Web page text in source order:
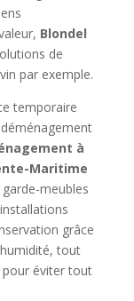
Blondel
de
par exemple.
temporaire
à
Maritime
meubles
grâce
tout
pour éviter tout